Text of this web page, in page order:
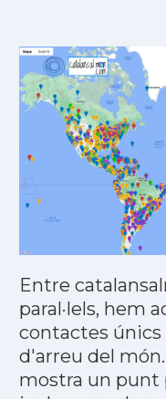
Entre
paral·lels, hem
contactes únics
d'arreu del
mostra un punt